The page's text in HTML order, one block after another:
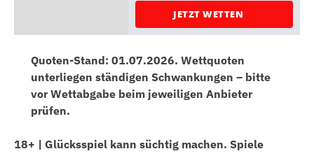
JETZT WETTEN
Quoten-Stand: 01.07.2026. Wettquoten
unterliegen ständigen Schwankungen – bitte
vor Wettabgabe beim jeweiligen Anbieter
prüfen.
18+ | Glücksspiel kann süchtig machen. Spiele